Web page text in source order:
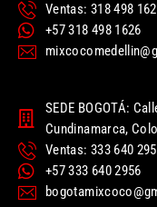
Ventas: 318 498
+57 318 498 1626
SEDE BOGOTÁ:
Cundinamarca,
Ventas: 333 640
+57 333 640 2956